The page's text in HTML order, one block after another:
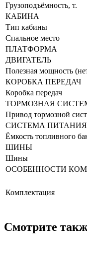
Грузоподъёмность, т.
КАБИНА
Тип кабины
Спальное место
ПЛАТФОРМА
ДВИГАТЕЛЬ
Полезная мощность
КОРОБКА ПЕРЕДАЧ
Коробка передач
ТОРМОЗНАЯ
Привод тормозной
СИСТЕМА ПИТАНИЯ
Ёмкость топливного
ШИНЫ
Шины
ОСОБЕННОСТИ
Комплектация
Смотрите